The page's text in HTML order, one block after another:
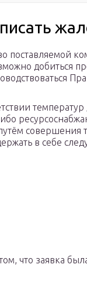
поставляемой
добиться
совершения
в себе
что заявка